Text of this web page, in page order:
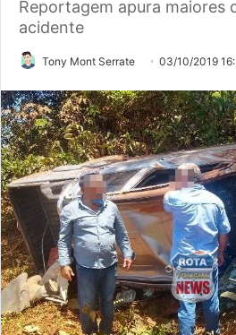
Reportagem apura maiores
acidente
Tony Mont Serrate 03/10/2019